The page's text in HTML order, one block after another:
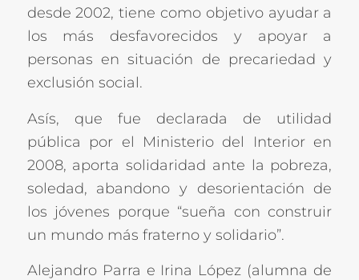
desde 2002, tiene como objetivo ayudar a
los más desfavorecidos y apoyar a
personas en situación de precariedad y
exclusión social.
Asís, que fue declarada de utilidad
pública por el Ministerio del Interior en
2008, aporta solidaridad ante la pobreza,
soledad, abandono y desorientación de
los jóvenes porque “sueña con construir
un mundo más fraterno y solidario”.
Alejandro Parra e Irina López (alumna de